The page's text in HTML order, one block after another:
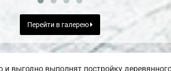
Перейти в галерею
выгодно выполнят постройку